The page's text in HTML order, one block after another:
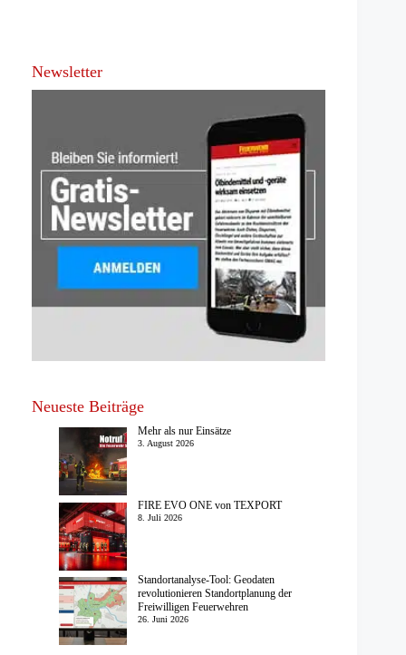
Newsletter
Neueste Beiträge
Mehr als nur Einsätze
3. August 2026
FIRE EVO ONE von TEXPORT
8. Juli 2026
Standortanalyse-Tool: Geodaten
revolutionieren Standortplanung der
Freiwilligen Feuerwehren
26. Juni 2026